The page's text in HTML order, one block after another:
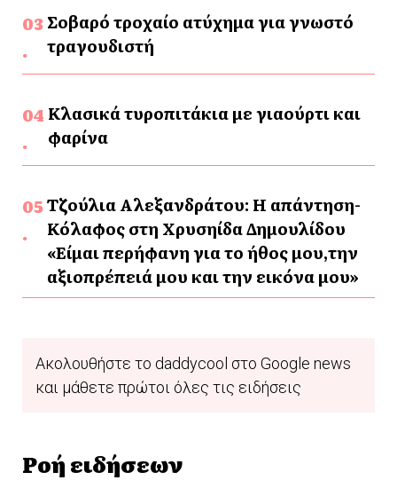
Σοβαρό τροχαίο ατύχημα για γνωστό
τραγουδιστή
Κλασικά τυροπιτάκια με γιαούρτι και
φαρίνα
Τζούλια Αλεξανδράτου: Η απάντηση-
Κόλαφος στη Χρυσηίδα Δημουλίδου
«Είμαι περήφανη για το ήθος μου,την
αξιοπρέπειά μου και την εικόνα μου»
Ακολουθήστε το daddycool στο Google news
και μάθετε πρώτοι όλες τις ειδήσεις
Ροή ειδήσεων